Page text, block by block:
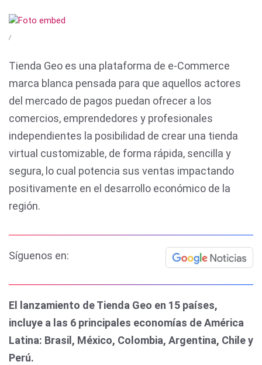
/
Tienda Geo es una plataforma de e-Commerce
marca blanca pensada para que aquellos actores
del mercado de pagos puedan ofrecer a los
comercios, emprendedores y profesionales
independientes la posibilidad de crear una tienda
virtual customizable, de forma rápida, sencilla y
segura, lo cual potencia sus ventas impactando
positivamente en el desarrollo económico de la
región.
Síguenos en:
El lanzamiento de Tienda Geo en 15 países,
incluye a las 6 principales economías de América
Latina: Brasil, México, Colombia, Argentina, Chile y
Perú.